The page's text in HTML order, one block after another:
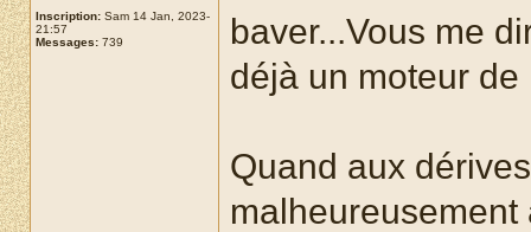
Inscription: Sam 14 Jan, 2023-
21:57
Messages: 739
baver...Vous me
déjà un moteur
Quand aux